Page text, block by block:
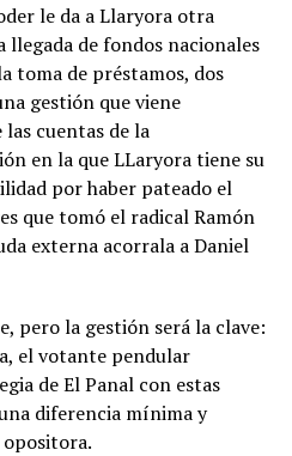
le da a Llaryora otra
de fondos nacionales
toma de préstamos, dos
gestión que viene
cuentas de la
en la que LLaryora tiene su
por haber pateado el
que tomó el radical Ramón
externa acorrala a Daniel
pero la gestión será la clave:
el votante pendular
de El Panal con estas
diferencia mínima y
opositora.